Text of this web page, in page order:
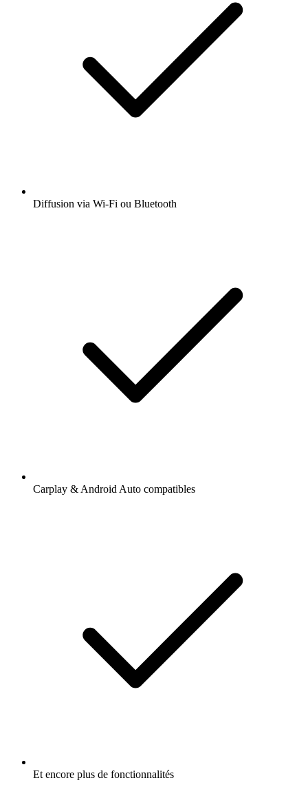
Diffusion via Wi-Fi ou Bluetooth
Carplay & Android Auto compatibles
Et encore plus de fonctionnalités